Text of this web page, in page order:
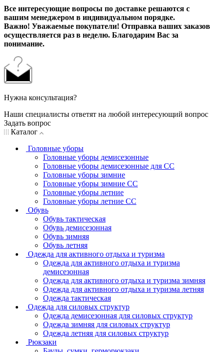
Все интересующие вопросы по доставке решаются с
вашим менеджером в индивидуальном порядке.
Важно! Уважаемые покупатели! Отправка ваших заказов
осуществляется раз в неделю. Благодарим Вас за
понимание.
Нужна консультация?
Наши специалисты ответят на любой интересующий вопрос
Задать вопрос
Каталог
Головные уборы
Головные уборы демисезонные
Головные уборы демисезонные для СС
Головные уборы зимние
Головные уборы зимние СС
Головные уборы летние
Головные уборы летние СС
Обувь
Обувь тактическая
Обувь демисезонная
Обувь зимняя
Обувь летняя
Одежда для активного отдыха и туризма
Одежда для активного отдыха и туризма
демисезонная
Одежда для активного отдыха и туризма зимняя
Одежда для активного отдыха и туризма летняя
Одежда тактическая
Одежда для силовых структур
Одежда демисезонная для силовых структур
Одежда зимняя для силовых структур
Одежда летняя для силовых структур
Рюкзаки